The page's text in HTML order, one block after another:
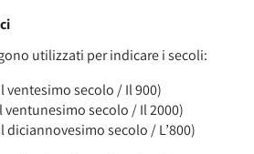
utilizzati per indicare i secoli:
ventesimo secolo / Il 900)
secolo / Il 2000)
diciannovesimo secolo / L’800)